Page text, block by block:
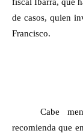
de casos, quien
Francisco.
Cabe
recomienda que